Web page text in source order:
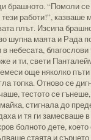
брашното. “Помоли
работи!”, казваше
плът. Изсипа
шупна маята и Рада
в небесата,
и ти, свети
още няколко
топка. Отново се
тестото се
стигнала до
и тя ги замесваше
болното дете,
стаята и